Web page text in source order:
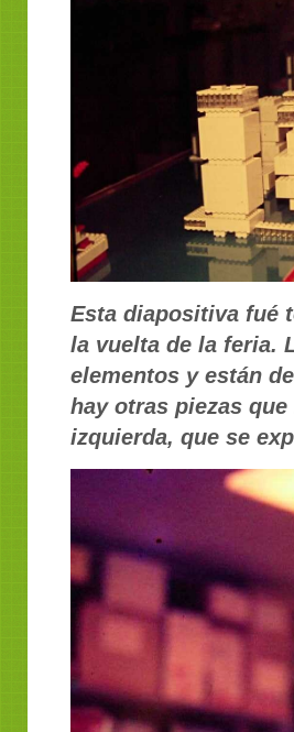
Esta diapositiva fué
la vuelta de la feria.
elementos y están
hay otras piezas
izquierda, que se